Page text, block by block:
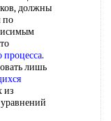
должны
по
процесса.
лишь
из